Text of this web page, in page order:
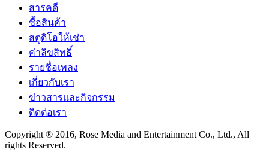
สารคดี
ซื้อสินค้า
สตูดิโอให้เช่า
ค่าลิขสิทธิ์
รายชื่อเพลง
เกี่ยวกับเรา
ข่าวสารและกิจกรรม
ติดต่อเรา
Copyright ® 2016, Rose Media and Entertainment Co., Ltd., All
rights Reserved.